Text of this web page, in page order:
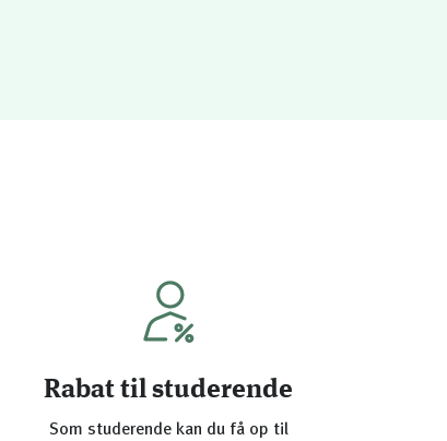
Rabat til studerende
Som studerende kan du få op til